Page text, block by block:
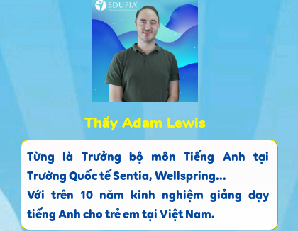
Thầy Adam Lewis
Từng là Trưởng bộ môn Tiếng Anh tại
Trường Quốc tế Sentia, Wellspring...
Với trên 10 năm kinh nghiệm giảng dạy
tiếng Anh cho trẻ em tại Việt Nam.